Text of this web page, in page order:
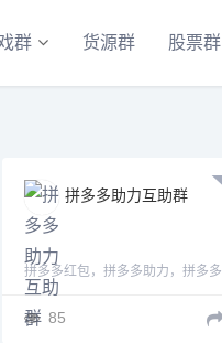
群 货源群 股票群
拼多多助力互助群
拼多多红包，拼多多助力，拼多多
砍价免费拿，拼多多砍价助力，拼
多多砍价群二维码，砍价群拼多
多，免费加入高质量群
85